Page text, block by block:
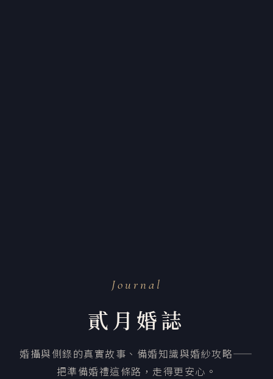
Journal
貳月婚誌
婚攝與側錄的真實故事、備婚知識與婚紗攻略——
把準備婚禮這條路，走得更安心。